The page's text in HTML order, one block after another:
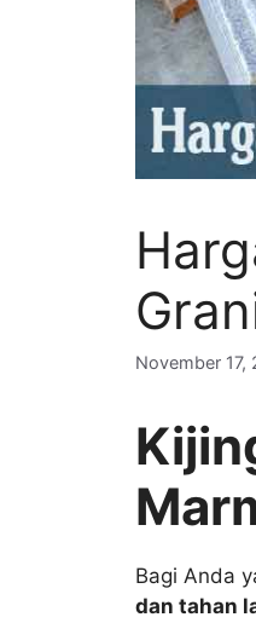
November 17,
Bagi Anda
dan tahan